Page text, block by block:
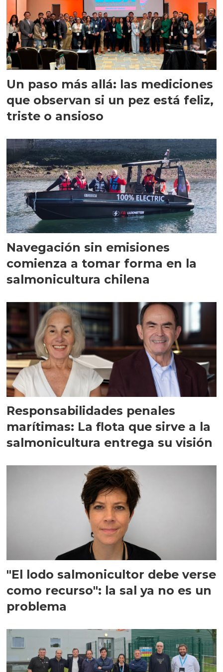
Un paso más allá: las mediciones
que observan si un pez está feliz,
triste o ansioso
Navegación sin emisiones
comienza a tomar forma en la
salmonicultura chilena
Responsabilidades penales
marítimas: La flota que sirve a la
salmonicultura entrega su visión
"El lodo salmonicultor debe verse
como recurso": la sal ya no es un
problema